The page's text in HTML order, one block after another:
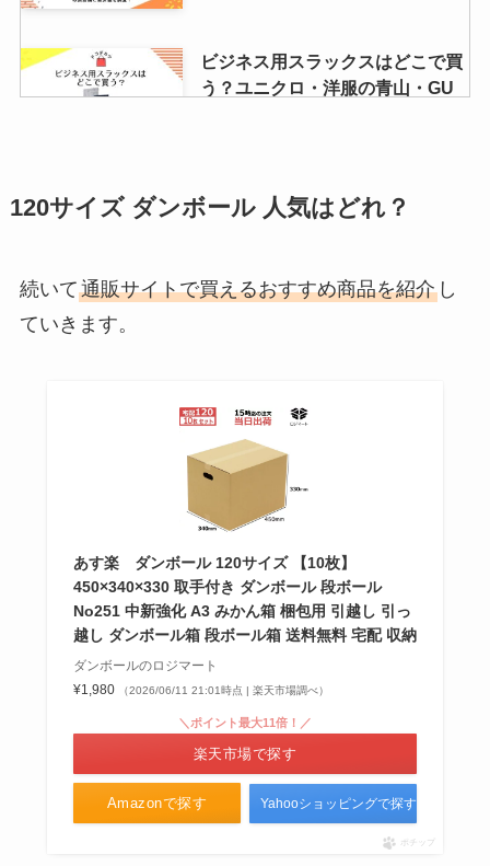
ビジネス用スラックスはどこで買
う？ユニクロ・洋服の青山・GU
ハラダラスクの店舗一覧！群馬・
伊勢丹・百貨店・アウトレットに
ちいかわバラエティカードはどこ
で売ってる？ヨーカドーやコンビ
ニ・バンダイなど販売店調査！
ルフトシャンプーはどこで売って
る？イオン・アットコスメ・ツル
ハ・マツキヨなど販売店や取扱店
調査！
イソバイドシロップが販売中止の
理由は？どこで買える？代替薬は
あるか調査！
120サイズ ダンボール 人気はどれ？
続いて通販サイトで買えるおすすめ商品を紹介し
ていきます。
あす楽 ダンボール 120サイズ 【10枚】
450×340×330 取手付き ダンボール 段ボール
No251 中新強化 A3 みかん箱 梱包用 引越し 引っ
越し ダンボール箱 段ボール箱 送料無料 宅配 収納
ダンボールのロジマート
¥1,980
（2026/06/11 21:01時点 | 楽天市場調べ）
Amazonで探す
＼ポイント最大11倍！／
楽天市場で探す
Yahooショッピングで探す
ポチップ